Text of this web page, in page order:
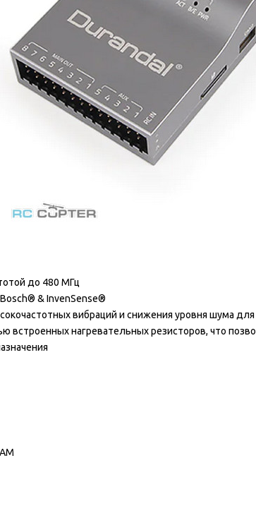
до 480 МГц
& InvenSense®
вибраций и снижения уровня шума для
встроенных нагревательных резисторов, что